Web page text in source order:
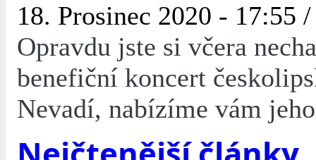
18. Prosinec 2020 - 17:55
Opravdu jste si včera
benefiční koncert
Nevadí, nabízíme vám